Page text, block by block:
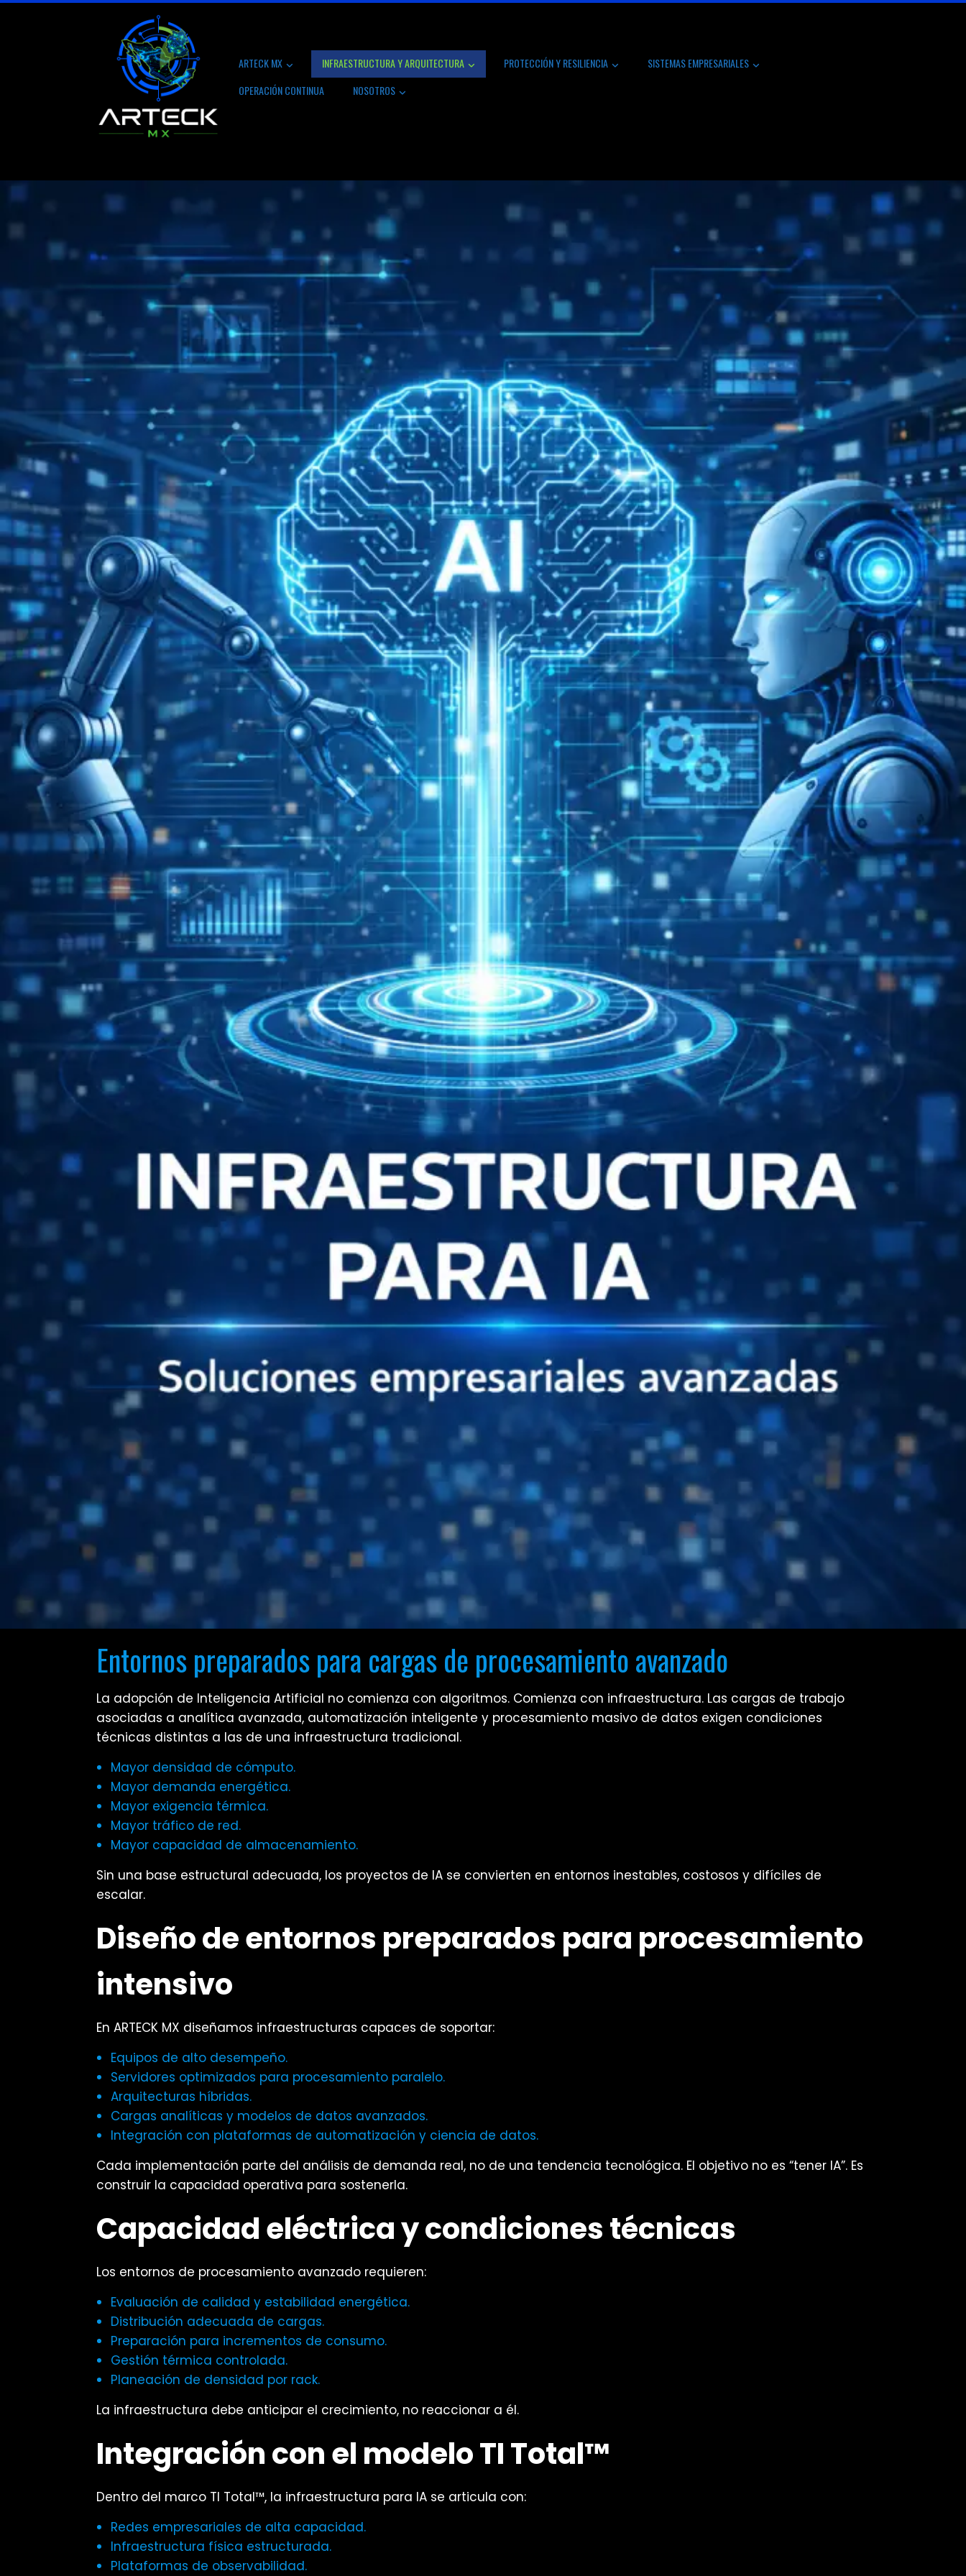
Skip
ARTECK MX INFRAESTRUCTURA Y ARQUITECTURA PROTECCIÓN Y RESILIENCIA
SISTEMAS EMPRESARIALES
OPERACIÓN CONTINUA
NOSOTROS
Entornos preparados para cargas de procesamiento avanzado
La adopción de Inteligencia Artificial no comienza con algoritmos. Comienza con infraestructura. Las cargas de trabajo
asociadas a analítica avanzada, automatización inteligente y procesamiento masivo de datos exigen condiciones
técnicas distintas a las de una infraestructura tradicional.
Mayor densidad de cómputo.
Mayor demanda energética.
Mayor exigencia térmica.
Mayor tráfico de red.
Mayor capacidad de almacenamiento.
Sin una base estructural adecuada, los proyectos de IA se convierten en entornos inestables, costosos y difíciles de
escalar.
Diseño de entornos preparados para procesamiento
intensivo
En ARTECK MX diseñamos infraestructuras capaces de soportar:
Equipos de alto desempeño.
Servidores optimizados para procesamiento paralelo.
Arquitecturas híbridas.
Cargas analíticas y modelos de datos avanzados.
Integración con plataformas de automatización y ciencia de datos.
Cada implementación parte del análisis de demanda real, no de una tendencia tecnológica. El objetivo no es “tener IA”. Es
construir la capacidad operativa para sostenerla.
Capacidad eléctrica y condiciones técnicas
Los entornos de procesamiento avanzado requieren:
Evaluación de calidad y estabilidad energética.
Distribución adecuada de cargas.
Preparación para incrementos de consumo.
Gestión térmica controlada.
Planeación de densidad por rack.
La infraestructura debe anticipar el crecimiento, no reaccionar a él.
Integración con el modelo TI Total™
Dentro del marco TI Total™, la infraestructura para IA se articula con:
Redes empresariales de alta capacidad.
Infraestructura física estructurada.
Plataformas de observabilidad.